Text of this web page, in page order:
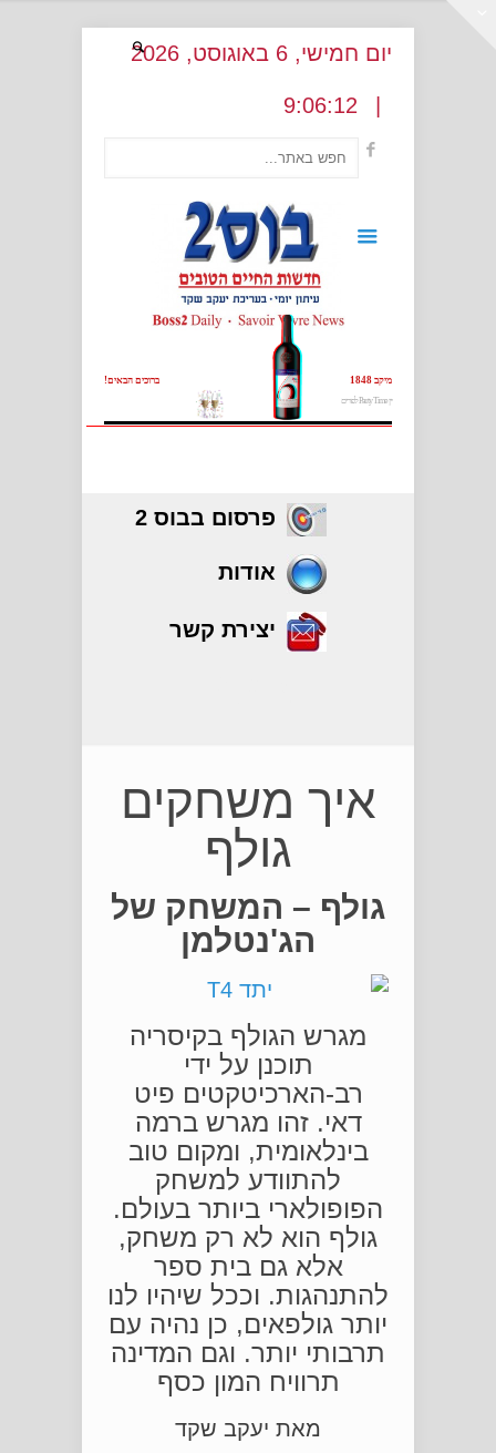
יום חמישי, 6 באוגוסט, 2026
:06:13
ברוכים הבאים! מיקב 1848
יין Party Time לפורים
פרסום בבוס 2
אודות
יצירת קשר
איך משחקים
גולף
גולף – המשחק של
הג'נטלמן
מגרש הגולף בקיסריה
תוכנן על ידי
רב-הארכיטקטים פיט
דאי. זהו מגרש ברמה
בינלאומית, ומקום טוב
להתוודע למשחק
הפופולארי ביותר בעולם.
גולף הוא לא רק משחק,
אלא גם בית ספר
להתנהגות. וככל שיהיו לנו
יותר גולפאים, כן נהיה עם
תרבותי יותר. וגם המדינה
תרוויח המון כסף
מאת יעקב שקד